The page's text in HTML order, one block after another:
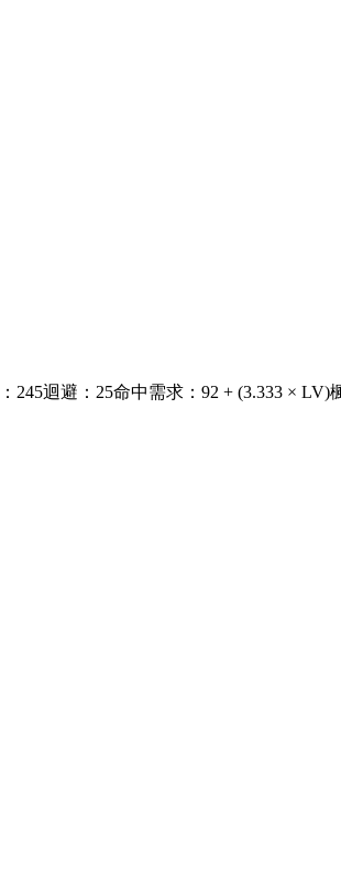
： 245迴避 ： 25命中需求 ： 92 + (3.333 × LV)